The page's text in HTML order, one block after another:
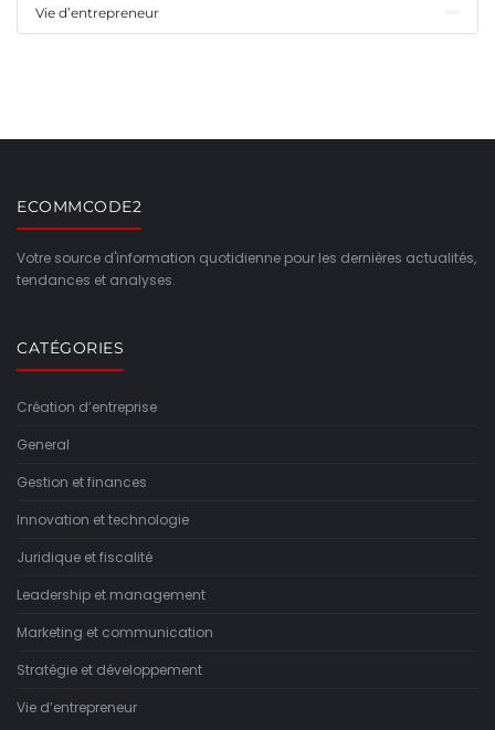
Vie d’entrepreneur
ECOMMCODE2
Votre source d'information quotidienne pour les dernières actualités,
tendances et analyses.
CATÉGORIES
Création d’entreprise
General
Gestion et finances
Innovation et technologie
Juridique et fiscalité
Leadership et management
Marketing et communication
Stratégie et développement
Vie d’entrepreneur